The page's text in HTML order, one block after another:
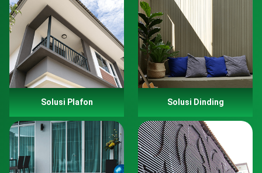
Solusi Plafon Solusi Dinding